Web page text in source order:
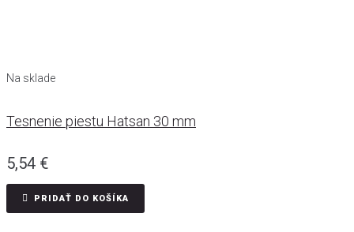
Na sklade
Tesnenie piestu Hatsan 30 mm
5,54 €
PRIDAŤ DO KOŠÍKA